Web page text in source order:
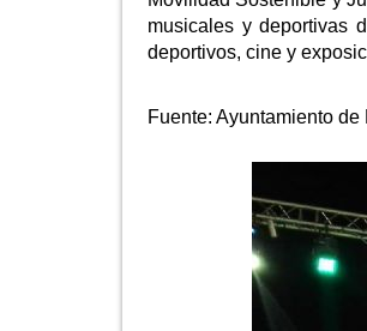
musicales y deportivas
deportivos, cine y
Fuente: Ayuntamiento de